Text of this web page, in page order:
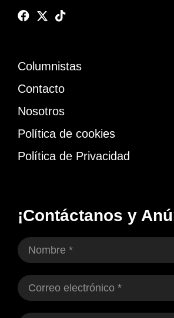
Columnistas
Contacto
Nosotros
Política de cookies
Política de Privacidad
¡Contáctanos y